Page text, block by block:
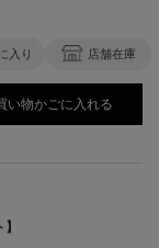
入り 店舗在庫
い物かごに入れる